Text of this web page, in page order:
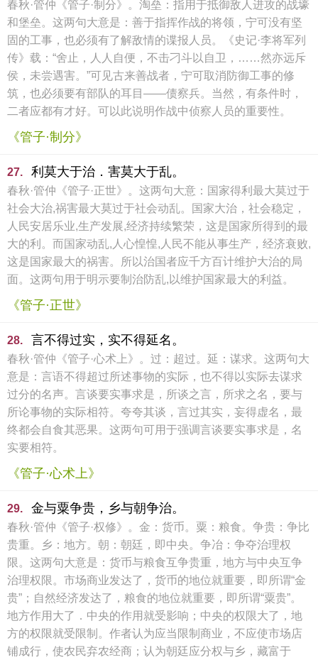
春秋·管仲《管子·制分》。淘垒：指用于抵御敌人进攻的战壕
和堡垒。这两句大意是：善于指挥作战的将领，宁可没有坚
固的工事，也必须有了解敌情的谍报人员。《史记·李将军列
传》载：“舍止，人人自便，不击刁斗以自卫，……然亦远斥
侯，未尝遇害。”可见古来善战者，宁可取消防御工事的修
筑，也必须要有部队的耳目——债察兵。当然，有条件时，
二者应都有才好。可以此说明作战中侦察人员的重要性。
《管子·制分》
27. 利莫大于治．害莫大于乱。
春秋·管仲《管子·正世》。这两句大意：国家得利最大莫过于
社会大治,祸害最大莫过于社会动乱。国家大治，社会稳定，
人民安居乐业,生产发展,经济持续繁荣，这是国家所得到的最
大的利。而国家动乱,人心惶惶,人民不能从事生产，经济衰败,
这是国家最大的祸害。所以治国者应千方百计维护大治的局
面。这两句用于明示要制治防乱,以维护国家最大的利益。
《管子·正世》
28. 言不得过实，实不得延名。
春秋·管仲《管子·心术上》。过：超过。延：谋求。这两句大
意是：言语不得超过所述事物的实际，也不得以实际去谋求
过分的名声。言谈要实事求是，所谈之言，所求之名，要与
所论事物的实际相符。夸夸其谈，言过其实，妄得虚名，最
终都会自食其恶果。这两句可用于强调言谈要实事求是，名
实要相符。
《管子·心术上》
29. 金与粟争贵，乡与朝争治。
春秋·管仲《管子·权修》。金：货币。粟：粮食。争贵：争比
贵重。乡：地方。朝：朝廷，即中央。争冶：争夺治理权
限。这两句大意是：货币与粮食互争贵重，地方与中央互争
治理权限。市场商业发达了，货币的地位就重要，即所谓“金
贵”；自然经济发达了，粮食的地位就重要，即所谓“粟贵”。
地方作用大了．中央的作用就受影响；中央的权限大了，地
方的权限就受限制。作者认为应当限制商业，不应使市场店
铺成行，使农民弃农经商；认为朝廷应分权与乡，藏富于